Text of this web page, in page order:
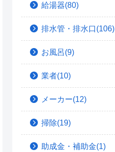
給湯器(80)
排水管・排水口(106)
お風呂(9)
業者(10)
メーカー(12)
掃除(19)
助成金・補助金(1)